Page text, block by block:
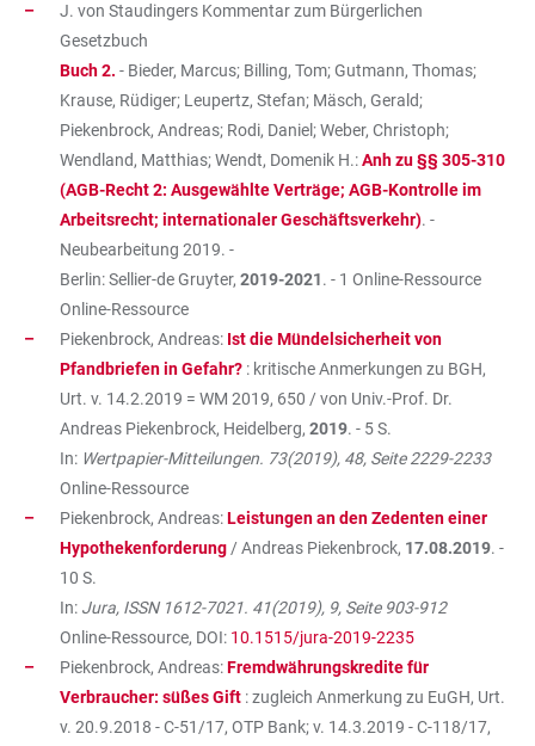
J. von Staudingers Kommentar zum Bürgerlichen
Gesetzbuch
Buch 2. - Bieder, Marcus; Billing, Tom; Gutmann, Thomas;
Krause, Rüdiger; Leupertz, Stefan; Mäsch, Gerald;
Piekenbrock, Andreas; Rodi, Daniel; Weber, Christoph;
Wendland, Matthias; Wendt, Domenik H.:Anh zu §§ 305-310
(AGB-Recht 2: Ausgewählte Verträge; AGB-Kontrolle im
Arbeitsrecht; internationaler Geschäftsverkehr). -
Neubearbeitung 2019. -
Berlin: Sellier-de Gruyter, 2019-2021. - 1 Online-Ressource
Online-Ressource
Piekenbrock, Andreas: Ist die Mündelsicherheit von
Pfandbriefen in Gefahr? : kritische Anmerkungen zu BGH,
Urt. v. 14.2.2019 = WM 2019, 650 / von Univ.-Prof. Dr.
Andreas Piekenbrock, Heidelberg, 2019. - 5 S.
In: Wertpapier-Mitteilungen. 73(2019), 48, Seite 2229-2233
Online-Ressource
Piekenbrock, Andreas:Leistungen an den Zedenten einer
Hypothekenforderung / Andreas Piekenbrock, 17.08.2019. -
10 S.
In: Jura, ISSN 1612-7021. 41(2019), 9, Seite 903-912
Online-Ressource, DOI: 10.1515/jura-2019-2235
Piekenbrock, Andreas:Fremdwährungskredite für
Verbraucher: süßes Gift : zugleich Anmerkung zu EuGH, Urt.
v. 20.9.2018 - C-51/17, OTP Bank; v. 14.3.2019 - C-118/17,